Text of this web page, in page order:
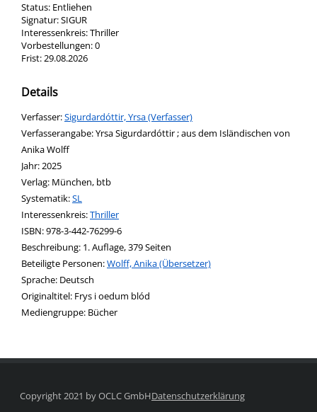
Status: Entliehen
Signatur:SIGUR
Interessenkreis:Thriller
Vorbestellungen:0
Frist:29.08.2026
Details
Verfasser:Suche nach diesem Verfasser
Sigurdardóttir, Yrsa (Verfasser)
Verfasserangabe:Yrsa Sigurdardóttir ; aus dem Isländischen von
Anika Wolff
Jahr:2025
Verlag: München, btb
opens in new tab
Diesen Link in neuem Tab öffnen
Systematik:Suche nach dieser Systematik
SL
Interessenkreis:Suche nach diesem Interessenskreis
Thriller
ISBN:978-3-442-76299-6
Beschreibung: 1. Auflage, 379 Seiten
Beteiligte Personen:Suche nach dieser Beteiligten Person
Wolff, Anika (Übersetzer)
Sprache: Deutsch
Originaltitel: Frys i oedum blód
Mediengruppe: Bücher
Copyright 2021 by OCLC GmbHDatenschutzerklärung